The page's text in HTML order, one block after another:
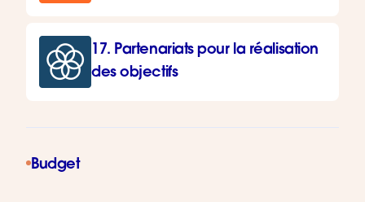
17. Partenariats pour la réalisation
des objectifs
Budget